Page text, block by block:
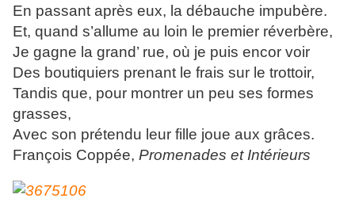
En passant après eux, la débauche impubère.
Et, quand s’allume au loin le premier réverbère,
Je gagne la grand’ rue, où je puis encor voir
Des boutiquiers prenant le frais sur le trottoir,
Tandis que, pour montrer un peu ses formes
grasses,
Avec son prétendu leur fille joue aux grâces.
François Coppée, Promenades et Intérieurs